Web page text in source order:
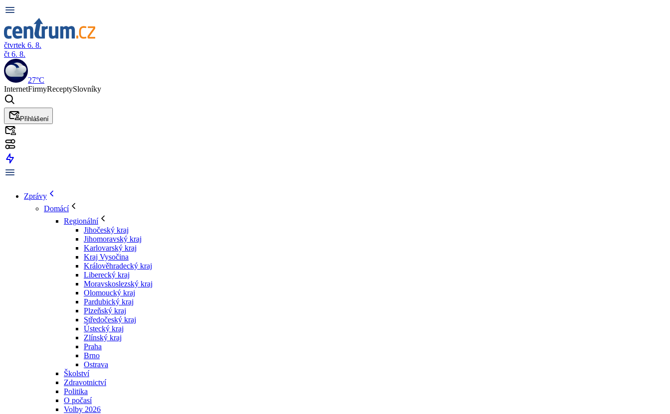
čtvrtek 6. 8.
čt 6. 8.
27°C
InternetFirmyReceptySlovníky
Přihlášení
Zprávy
Domácí
Regionální
Jihočeský kraj
Jihomoravský kraj
Karlovarský kraj
Kraj Vysočina
Králověhradecký kraj
Liberecký kraj
Moravskoslezský kraj
Olomoucký kraj
Pardubický kraj
Plzeňský kraj
Středočeský kraj
Ústecký kraj
Zlínský kraj
Praha
Brno
Ostrava
Školství
Zdravotnictví
Politika
O počasí
Volby 2026